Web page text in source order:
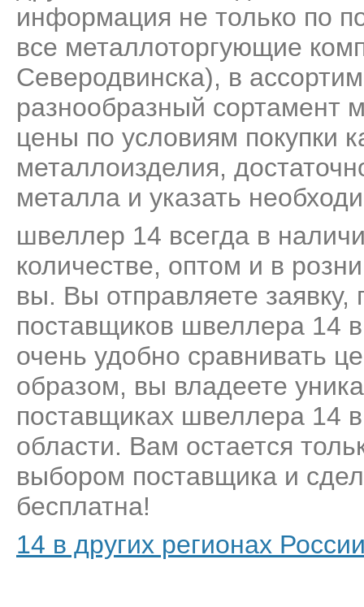
информация не только по
все металлоторгующие
Северодвинска), в
разнообразный сортамент
цены по условиям покупки
металлоизделия,
металла и указать
швеллер 14 всегда в
количестве, оптом и в
вы. Вы отправляете заявку,
поставщиков швеллера 14
очень удобно сравнивать
образом, вы владеете
поставщиках швеллера 14
области. Вам остается
выбором поставщика и
бесплатна!
14 в других регионах